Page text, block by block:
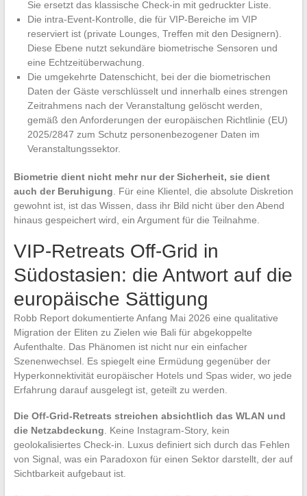
Sie ersetzt das klassische Check-in mit gedruckter Liste.
Die intra-Event-Kontrolle, die für VIP-Bereiche im VIP
reserviert ist (private Lounges, Treffen mit den Designern).
Diese Ebene nutzt sekundäre biometrische Sensoren und
eine Echtzeitüberwachung.
Die umgekehrte Datenschicht, bei der die biometrischen
Daten der Gäste verschlüsselt und innerhalb eines strengen
Zeitrahmens nach der Veranstaltung gelöscht werden,
gemäß den Anforderungen der europäischen Richtlinie (EU)
2025/2847 zum Schutz personenbezogener Daten im
Veranstaltungssektor.
Biometrie dient nicht mehr nur der Sicherheit, sie dient
auch der Beruhigung . Für eine Klientel, die absolute Diskretion
gewohnt ist, ist das Wissen, dass ihr Bild nicht über den Abend
hinaus gespeichert wird, ein Argument für die Teilnahme.
VIP-Retreats Off-Grid in
Südostasien: die Antwort auf die
europäische Sättigung
Robb Report dokumentierte Anfang Mai 2026 eine qualitative
Migration der Eliten zu Zielen wie Bali für abgekoppelte
Aufenthalte. Das Phänomen ist nicht nur ein einfacher
Szenenwechsel. Es spiegelt eine Ermüdung gegenüber der
Hyperkonnektivität europäischer Hotels und Spas wider, wo jede
Erfahrung darauf ausgelegt ist, geteilt zu werden.
Die Off-Grid-Retreats streichen absichtlich das WLAN und
die Netzabdeckung . Keine Instagram-Story, kein
geolokalisiertes Check-in. Luxus definiert sich durch das Fehlen
von Signal, was ein Paradoxon für einen Sektor darstellt, der auf
Sichtbarkeit aufgebaut ist.